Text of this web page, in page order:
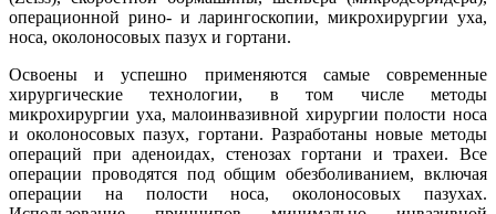
операционной рино- и ларингоскопии, микрохирургии уха,
носа, околоносовых пазух и гортани.
Освоены и успешно применяются самые современные
хирургические технологии, в том числе методы
микрохирургии уха, малоинвазивной хирургии полости носа
и околоносовых пазух, гортани. Разработаны новые методы
операций при аденоидах, стенозах гортани и трахеи. Все
операции проводятся под общим обезболиванием, включая
операции на полости носа, околоносовых пазухах.